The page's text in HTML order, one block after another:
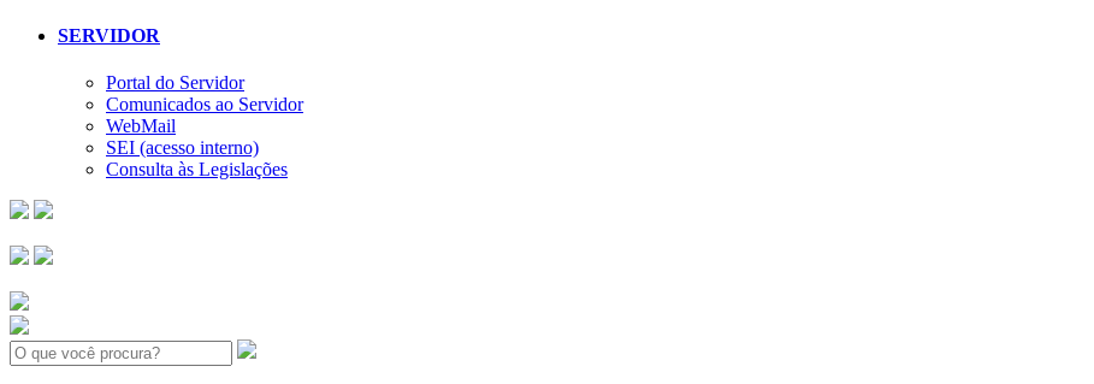
SERVIDOR
Portal do Servidor
Comunicados ao Servidor
WebMail
SEI (acesso interno)
Consulta às Legislações
Search: